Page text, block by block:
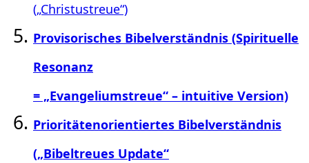
(„Christustreue“)
Provisorisches Bibelverständnis (Spirituelle
Resonanz
= „Evangeliumstreue“ – intuitive Version)
Prioritätenorientiertes Bibelverständnis
(„Bibeltreues Update“